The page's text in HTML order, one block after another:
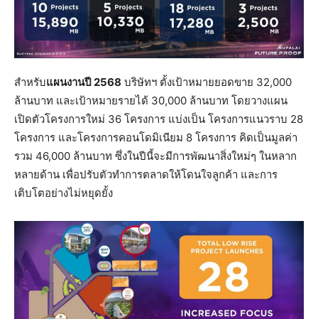
สำหรับแผนงานปี 2568 บริษัทฯ ตั้งเป้าหมายยอดขาย 32,000
ล้านบาท และเป้าหมายรายได้ 30,000 ล้านบาท โดยวางแผน
เปิดตัวโครงการใหม่ 36 โครงการ แบ่งเป็น โครงการแนวราบ 28
โครงการ และโครงการคอนโดมิเนียม 8 โครงการ คิดเป็นมูลค่า
รวม 46,000 ล้านบาท ซึ่งในปีนี้จะมีการพัฒนาสิ่งใหม่ๆ ในหลาก
หลายด้าน เพื่อปรับตัวทำการตลาดให้โดนใจลูกค้า และการ
เติบโตอย่างไม่หยุดยั้ง